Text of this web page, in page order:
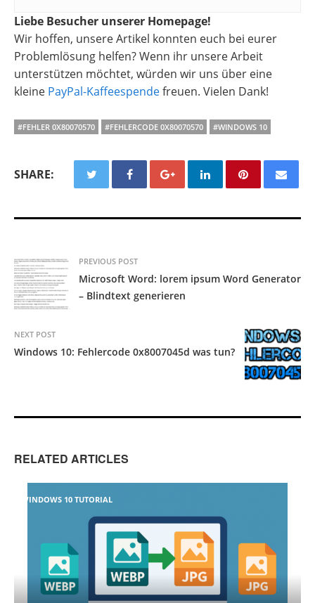
Liebe Besucher unserer Homepage!
Wir hoffen, unsere Artikel konnten euch bei eurer
Problemlösung helfen? Wenn ihr unsere Arbeit
unterstützen möchtet, würden wir uns über eine
kleine PayPal-Kaffeespendefreuen. Vielen Dank!
#FEHLER 0X80070570 #FEHLERCODE 0X80070570 #WINDOWS 10
SHARE:
PREVIOUS POST
Microsoft Word: lorem ipsum Word Generator
– Blindtext generieren
NEXT POST
Windows 10: Fehlercode 0x8007045d was tun?
RELATED ARTICLES
WINDOWS 10 TUTORIAL